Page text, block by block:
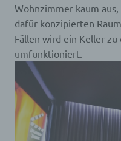
Wohnzimmer kaum
dafür konzipierten
Fällen wird ein Keller
umfunktioniert.